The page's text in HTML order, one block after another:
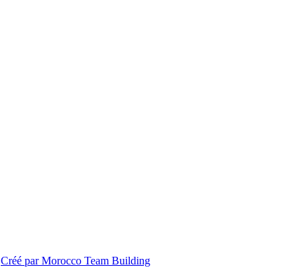
Créé par Morocco Team Building